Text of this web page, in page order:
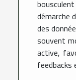
démarche
des
souvent
active,
feedbacks